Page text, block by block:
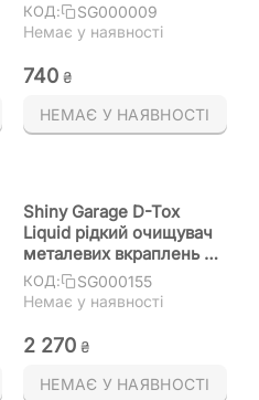
КОД:
SG000009
Немає у наявності
‍740‍ ₴
НЕМАЄ У НАЯВНОСТІ
Shiny Garage D-Tox
Liquid рідкий очищувач
металевих вкраплень 5
л
КОД:
SG000155
Немає у наявності
2 270 ₴
НЕМАЄ У НАЯВНОСТІ